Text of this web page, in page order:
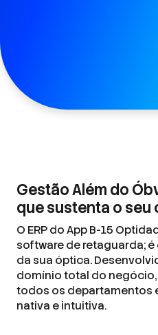
Gestão Além do
que sustenta o
O ERP do App B-15
software de retaguarda;
da sua óptica.
domínio total do
todos os departamentos
nativa e intuitiva.